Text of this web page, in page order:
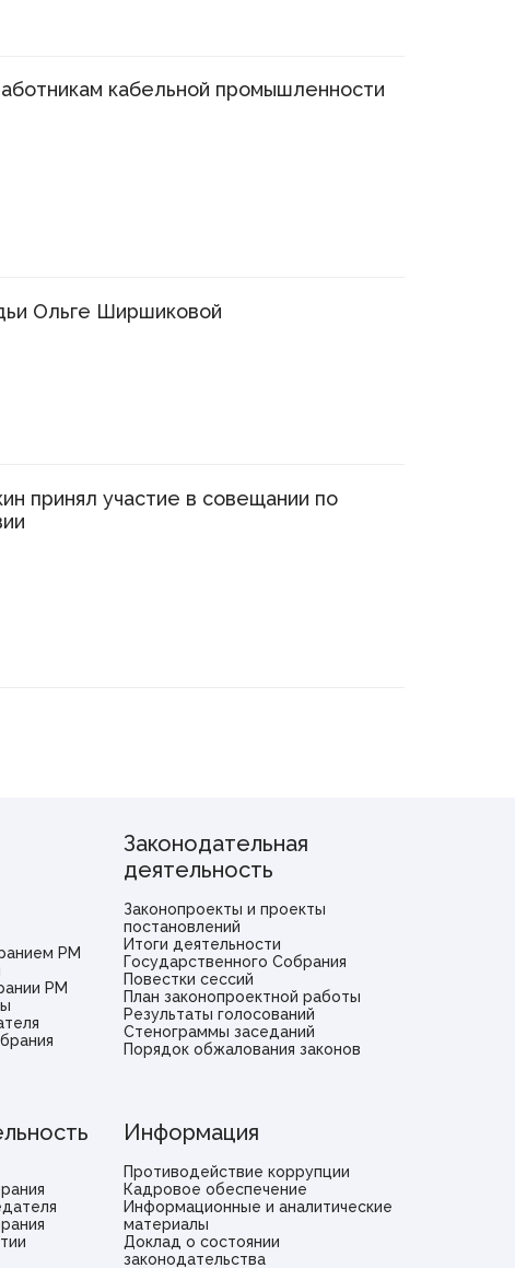
кабельной промышленности
Ольге Ширшиковой
принял участие в совещании по
РМ
РМ
Законодательная
деятельность
Законопроекты и проекты
постановлений
Итоги деятельности
Государственного Собрания
Повестки сессий
План законопроектной работы
Результаты голосований
Стенограммы заседаний
Порядок обжалования законов
Информация
Противодействие коррупции
Кадровое обеспечение
Информационные и аналитические
материалы
Доклад о состоянии
законодательства